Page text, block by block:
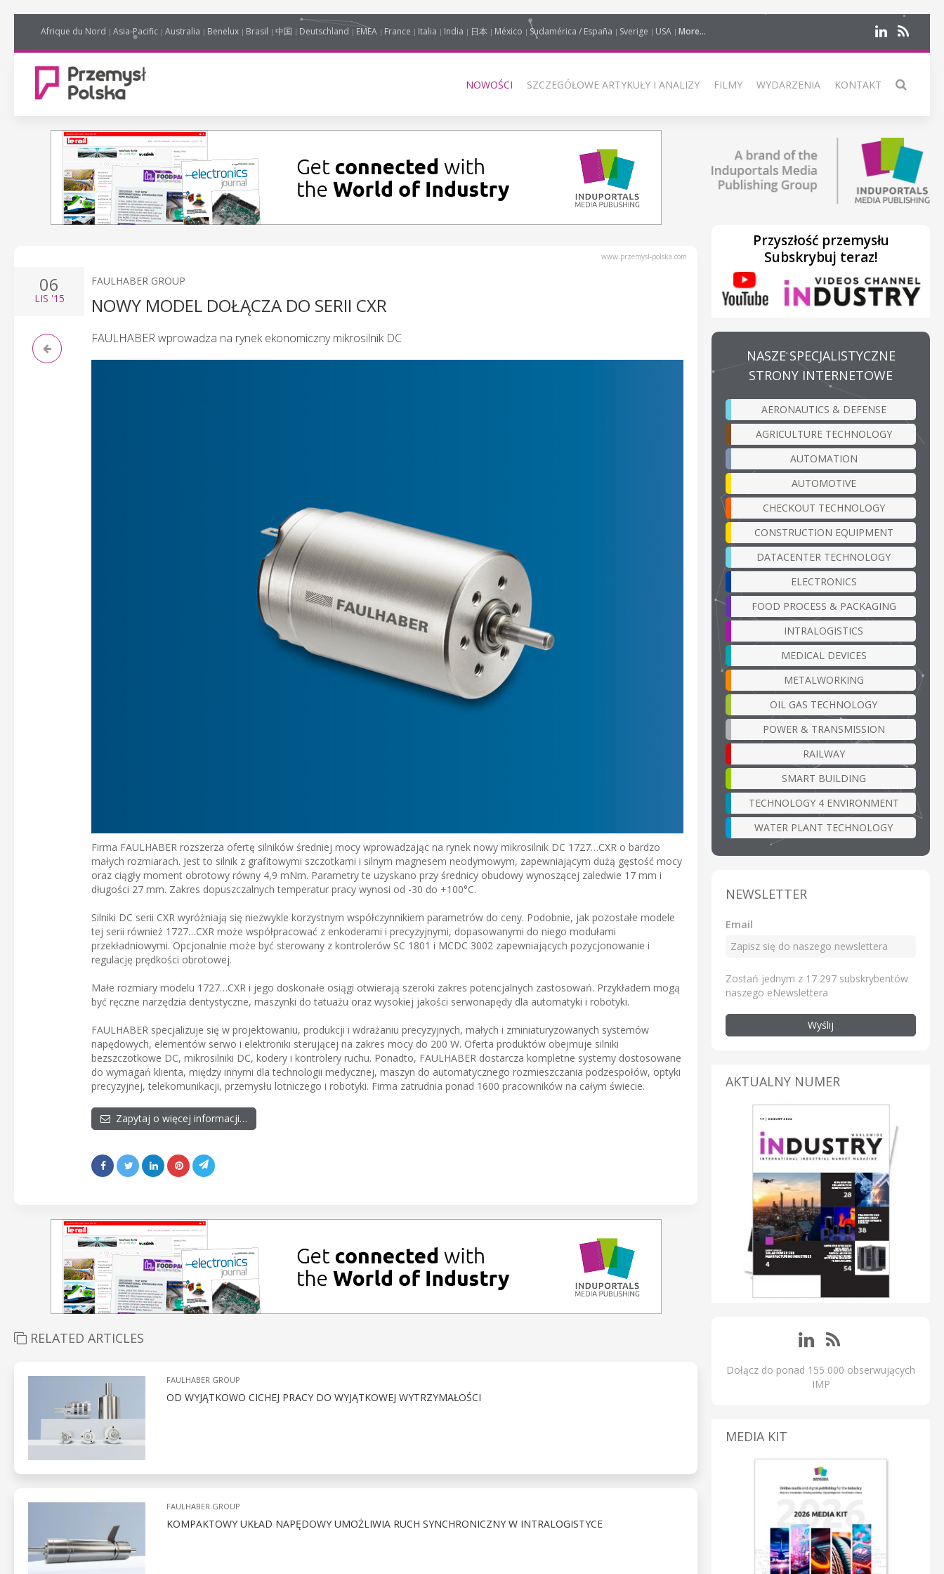
Afrique du Nord Asia-Pacific Australia Benelux Brasil 中国 Deutschland EMEA France Italia India 日本 México Sudamérica / España Sverige USA More...
NOWOŚCI SZCZEGÓŁOWE ARTYKUŁY I ANALIZY FILMY WYDARZENIA KONTAKT
www.przemysl-polska.com
06
LIS '15
FAULHABER GROUP
NOWY MODEL DOŁĄCZA DO SERII CXR
FAULHABER wprowadza na rynek ekonomiczny mikrosilnik DC
Firma FAULHABER rozszerza ofertę silników średniej mocy wprowadzając na rynek nowy mikrosilnik DC 1727…CXR o bardzo
małych rozmiarach. Jest to silnik z grafitowymi szczotkami i silnym magnesem neodymowym, zapewniającym dużą gęstość mocy
oraz ciągły moment obrotowy równy 4,9 mNm. Parametry te uzyskano przy średnicy obudowy wynoszącej zaledwie 17 mm i
długości 27 mm. Zakres dopuszczalnych temperatur pracy wynosi od -30 do +100°C.
Silniki DC serii CXR wyróżniają się niezwykle korzystnym współczynnikiem parametrów do ceny. Podobnie, jak pozostałe modele
tej serii również 1727…CXR może współpracować z enkoderami i precyzyjnymi, dopasowanymi do niego modułami
przekładniowymi. Opcjonalnie może być sterowany z kontrolerów SC 1801 i MCDC 3002 zapewniających pozycjonowanie i
regulację prędkości obrotowej.
Małe rozmiary modelu 1727…CXR i jego doskonałe osiągi otwierają szeroki zakres potencjalnych zastosowań. Przykładem mogą
być ręczne narzędzia dentystyczne, maszynki do tatuażu oraz wysokiej jakości serwonapędy dla automatyki i robotyki.
FAULHABER specjalizuje się w projektowaniu, produkcji i wdrażaniu precyzyjnych, małych i zminiaturyzowanych systemów
napędowych, elementów serwo i elektroniki sterującej na zakres mocy do 200 W. Oferta produktów obejmuje silniki
bezszczotkowe DC, mikrosilniki DC, kodery i kontrolery ruchu. Ponadto, FAULHABER dostarcza kompletne systemy dostosowane
do wymagań klienta, między innymi dla technologii medycznej, maszyn do automatycznego rozmieszczania podzespołów, optyki
precyzyjnej, telekomunikacji, przemysłu lotniczego i robotyki. Firma zatrudnia ponad 1600 pracowników na całym świecie.
Zapytaj o więcej informacji…
RELATED ARTICLES
FAULHABER GROUP
OD WYJĄTKOWO CICHEJ PRACY DO WYJĄTKOWEJ WYTRZYMAŁOŚCI
FAULHABER GROUP
KOMPAKTOWY UKŁAD NAPĘDOWY UMOŻLIWIA RUCH SYNCHRONICZNY W INTRALOGISTYCE
Przyszłość przemysłu
Subskrybuj teraz!
NASZE SPECJALISTYCZNE
STRONY INTERNETOWE
AERONAUTICS & DEFENSE
AGRICULTURE TECHNOLOGY
AUTOMATION
AUTOMOTIVE
CHECKOUT TECHNOLOGY
CONSTRUCTION EQUIPMENT
DATACENTER TECHNOLOGY
ELECTRONICS
FOOD PROCESS & PACKAGING
INTRALOGISTICS
MEDICAL DEVICES
METALWORKING
OIL GAS TECHNOLOGY
POWER & TRANSMISSION
RAILWAY
SMART BUILDING
TECHNOLOGY 4 ENVIRONMENT
WATER PLANT TECHNOLOGY
NEWSLETTER
Email
Zostań jednym z 17 297 subskrybentów
naszego eNewslettera
Wyślij
AKTUALNY NUMER
Dołącz do ponad 155 000 obserwujących
IMP
MEDIA KIT